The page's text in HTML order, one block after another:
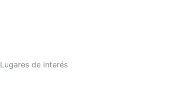
Lugares de interés